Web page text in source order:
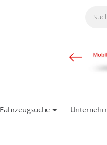
Fahrzeugsuche